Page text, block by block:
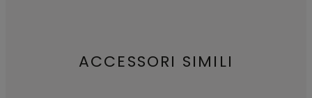
ACCESSORI SIMILI